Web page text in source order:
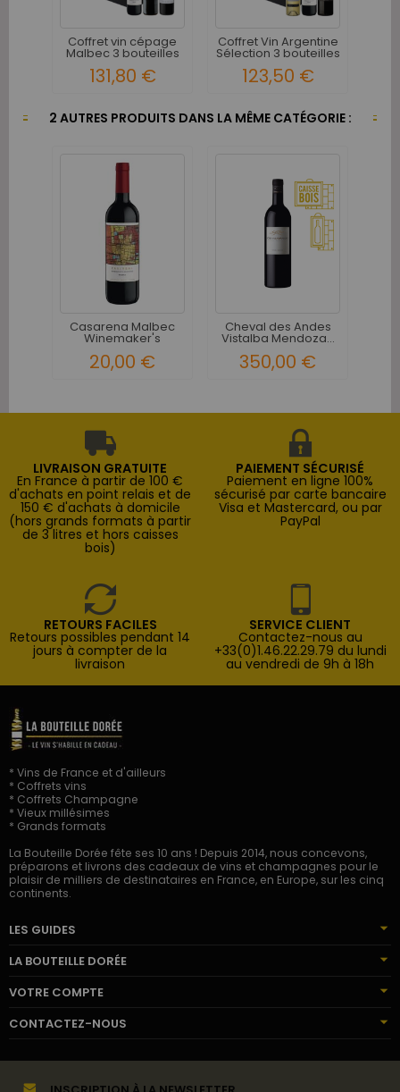
Coffret vin cépage
Malbec 3 bouteilles
131,80 €
Coffret Vin Argentine
Sélection 3 bouteilles
123,50 €
2 AUTRES PRODUITS DANS LA MÊME CATÉGORIE :
Casarena Malbec
Winemaker's
20,00 €
Cheval des Andes
Vistalba Mendoza...
350,00 €
LIVRAISON GRATUITE
En France à partir de 100 €
d'achats en point relais et de
150 € d'achats à domicile
(hors grands formats à partir
de 3 litres et hors caisses
bois)
PAIEMENT SÉCURISÉ
Paiement en ligne 100%
sécurisé par carte bancaire
Visa et Mastercard, ou par
PayPal
RETOURS FACILES
Retours possibles pendant 14
jours à compter de la
livraison
SERVICE CLIENT
Contactez-nous au
+33(0)1.46.22.29.79 du lundi
au vendredi de 9h à 18h
* Vins de France et d'ailleurs
* Coffrets vins
* Coffrets Champagne
* Vieux millésimes
* Grands formats
La Bouteille Dorée fête ses 10 ans ! Depuis 2014, nous concevons,
préparons et livrons des cadeaux de vins et champagnes pour le
plaisir de milliers de destinataires en France, en Europe, sur les cinq
continents.
LES GUIDES
LA BOUTEILLE DORÉE
VOTRE COMPTE
CONTACTEZ-NOUS